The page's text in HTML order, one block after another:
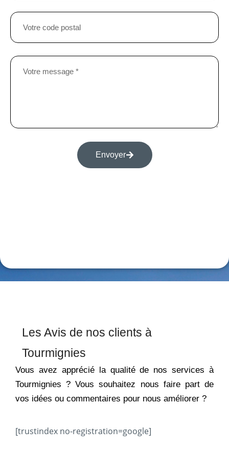
Envoyer
Les Avis de nos clients à
Tourmignies
Vous avez apprécié la qualité de nos services à
Tourmignies ? Vous souhaitez nous faire part de
vos idées ou commentaires pour nous améliorer ?
[trustindex no-registration=google]